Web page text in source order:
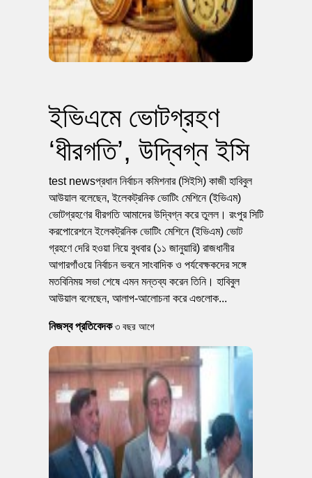
ইভিএমে ভোটগ্রহণ
‘ধীরগতি’, উদ্বিগ্ন ইসি
test newsপ্রধান নির্বাচন কমিশনার (সিইসি) কাজী হাবিবুল
আউয়াল বলেছেন, ইলেকট্রনিক ভোটিং মেশিনে (ইভিএম)
ভোটগ্রহণের ধীরগতি আমাদের উদ্বিগ্ন করে তুলল। রংপুর সিটি
করপোরেশনে ইলেকট্রনিক ভোটিং মেশিনে (ইভিএম) ভোট
গ্রহণে দেরি হওয়া নিয়ে বুধবার (১১ জানুয়ারি) রাজধানীর
আগারগাঁওয়ে নির্বাচন ভবনে সাংবাদিক ও পর্যবেক্ষকদের সঙ্গে
মতবিনিময় সভা শেষে এমন মন্তব্য করেন তিনি। হাবিবুল
আউয়াল বলেছেন, আলাপ-আলোচনা করে এগুলোক...
নিজস্ব প্রতিবেদক ৩ বছর আগে